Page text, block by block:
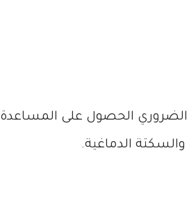
الضروري الحصول على المساعدة
الدماغية.